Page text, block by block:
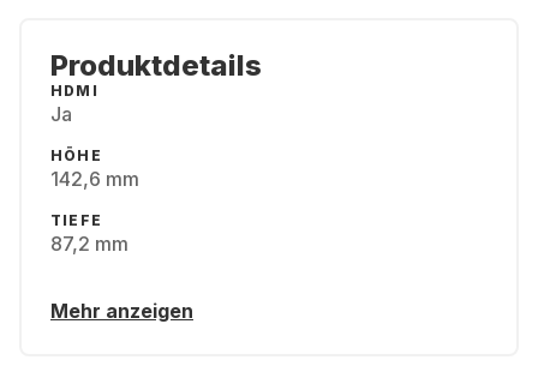
Produktdetails
HDMI
Ja
HÖHE
142,6 mm
TIEFE
87,2 mm
Mehr anzeigen